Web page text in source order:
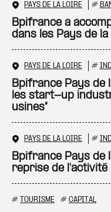
PAYS DE LA LOIRE #
Bpifrance a
dans les Pays de
PAYS DE LA LOIRE #
Bpifrance Pays de
les start-up
usines"
PAYS DE LA LOIRE #
Bpifrance Pays de
reprise de l'activité
# TOURISME # CAPITAL